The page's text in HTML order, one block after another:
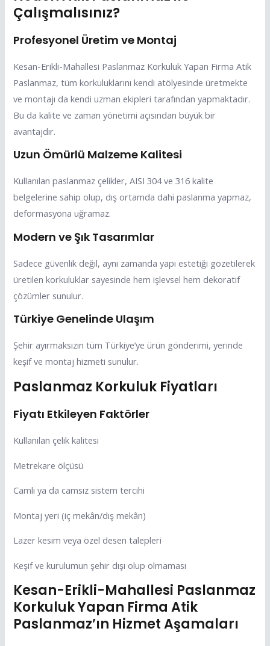
Çalışmalısınız?
Profesyonel Üretim ve Montaj
Kesan-Erikli-Mahallesi Paslanmaz Korkuluk Yapan Firma Atik
Paslanmaz, tüm korkuluklarını kendi atölyesinde üretmekte
ve montajı da kendi uzman ekipleri tarafından yapmaktadır.
Bu da kalite ve zaman yönetimi açısından büyük bir
avantajdır.
Uzun Ömürlü Malzeme Kalitesi
Kullanılan paslanmaz çelikler, AISI 304 ve 316 kalite
belgelerine sahip olup, dış ortamda dahi paslanma yapmaz,
deformasyona uğramaz.
Modern ve Şık Tasarımlar
Sadece güvenlik değil, aynı zamanda yapı estetiği gözetilerek
üretilen korkuluklar sayesinde hem işlevsel hem dekoratif
çözümler sunulur.
Türkiye Genelinde Ulaşım
Şehir ayırmaksızın tüm Türkiye’ye ürün gönderimi, yerinde
keşif ve montaj hizmeti sunulur.
Paslanmaz Korkuluk Fiyatları
Fiyatı Etkileyen Faktörler
Kullanılan çelik kalitesi
Metrekare ölçüsü
Camlı ya da camsız sistem tercihi
Montaj yeri (iç mekân/dış mekân)
Lazer kesim veya özel desen talepleri
Keşif ve kurulumun şehir dışı olup olmaması
Kesan-Erikli-Mahallesi Paslanmaz
Korkuluk Yapan Firma Atik
Paslanmaz’ın Hizmet Aşamaları